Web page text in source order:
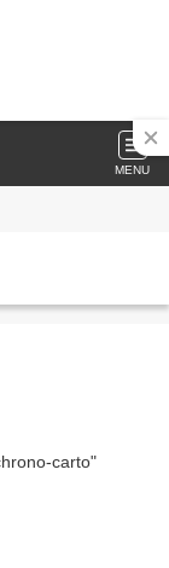
MENU